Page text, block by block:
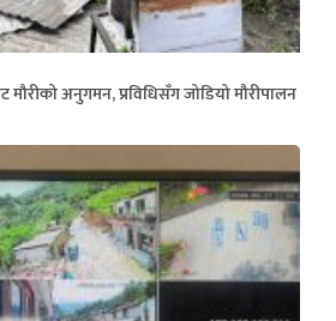
अनुगमन, प्रविधिसँग जोडियो मौरीपालन